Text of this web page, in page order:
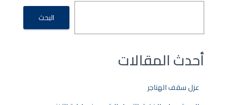
البحث
أحدث المقالات
عزل سقف الهناجر